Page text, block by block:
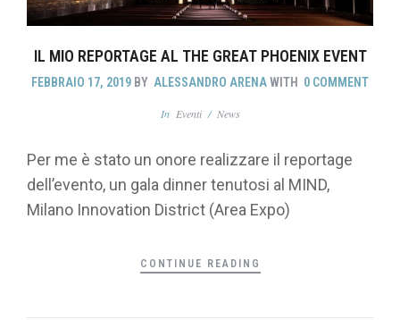
IL MIO REPORTAGE AL THE GREAT PHOENIX EVENT
FEBBRAIO 17, 2019 BY ALESSANDRO ARENAWITH 0 COMMENT
In Eventi/ News
Per me è stato un onore realizzare il reportage
dell’evento, un gala dinner tenutosi al MIND,
Milano Innovation District (Area Expo)
CONTINUE READING